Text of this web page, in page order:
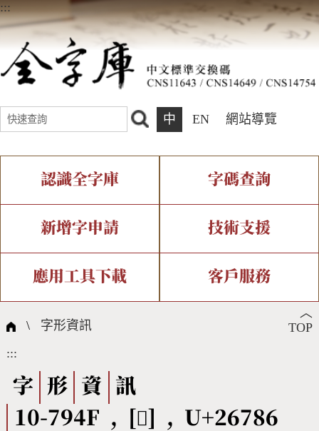
:::
中 EN 網站導覽
認識全字庫
全字庫介紹 全字庫現況
中文碼介紹 專有名詞介紹
國際字碼相關組織
字碼查詢
IDS查詢 部件查詢
複合查詢 注音查詢
筆畫查詢
筆順序查詢
CNS查詢 Unicode查詢
新增字申請
新字申請處理流程
技術支援
字形即時顯示 造字解決方案
全字庫授權 轉碼Web Service
應用工具下載
個人電腦造字處理工具
字形下載
客戶服務
問題集
熱門查詢統計
︿
TOP
\ 字形資訊
:::
字 形 資
訊
10-794F , [𦞆] , U+26786